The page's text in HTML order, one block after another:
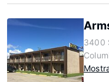
3400